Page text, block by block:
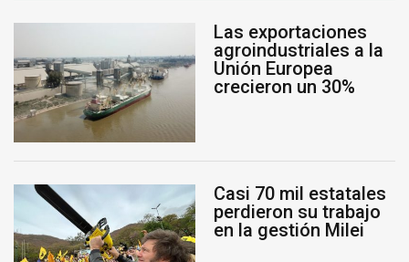
Las exportaciones
agroindustriales a la
Unión Europea
crecieron un 30%
Casi 70 mil estatales
perdieron su trabajo
en la gestión Milei